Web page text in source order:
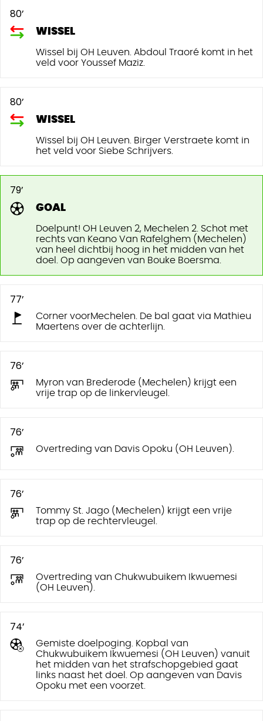
80’
WISSEL
Wissel bij OH Leuven. Abdoul Traoré komt in het
veld voor Youssef Maziz.
80’
WISSEL
Wissel bij OH Leuven. Birger Verstraete komt in
het veld voor Siebe Schrijvers.
79’
GOAL
Doelpunt! OH Leuven 2, Mechelen 2. Schot met
rechts van Keano Van Rafelghem (Mechelen)
van heel dichtbij hoog in het midden van het
doel. Op aangeven van Bouke Boersma.
77’
Corner voorMechelen. De bal gaat via Mathieu
Maertens over de achterlijn.
76’
Myron van Brederode (Mechelen) krijgt een
vrije trap op de linkervleugel.
76’
Overtreding van Davis Opoku (OH Leuven).
76’
Tommy St. Jago (Mechelen) krijgt een vrije
trap op de rechtervleugel.
76’
Overtreding van Chukwubuikem Ikwuemesi
(OH Leuven).
74’
Gemiste doelpoging. Kopbal van
Chukwubuikem Ikwuemesi (OH Leuven) vanuit
het midden van het strafschopgebied gaat
links naast het doel. Op aangeven van Davis
Opoku met een voorzet.